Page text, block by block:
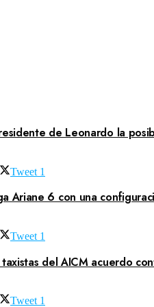
de Leonardo la
Tweet 1
Ariane 6 con una
Tweet 1
del AICM acuerdo
Tweet 1